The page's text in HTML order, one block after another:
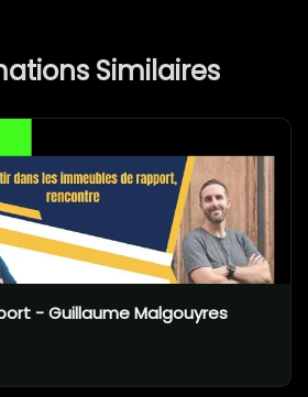
Similaires
- Guillaume Malgouyres